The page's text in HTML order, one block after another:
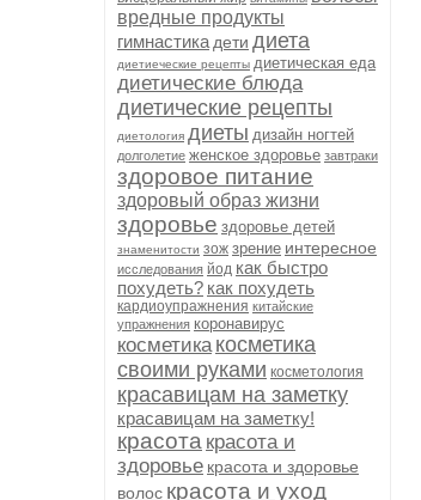
вредные продукты
гимнастика дети диета
диетиеческие рецепты диетическая еда
диетические блюда
диетические рецепты
диетология диеты дизайн ногтей
долголетие женское здоровье завтраки
здоровое питание
здоровый образ жизни
здоровье здоровье детей
знаменитости зож зрение интересное
исследования йод как быстро
похудеть? как похудеть
кардиоупражнения китайские
упражнения коронавирус
косметика косметика
своими руками косметология
красавицам на заметку
красавицам на заметку!
красота красота и
здоровье красота и здоровье
волос красота и уход